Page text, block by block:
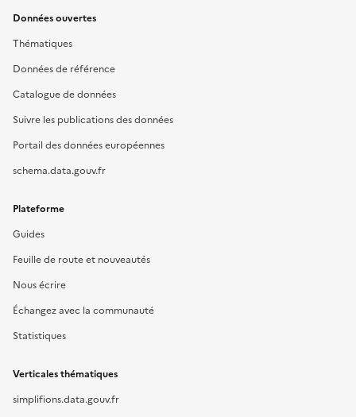
Données ouvertes
Thématiques
Données de référence
Catalogue de données
Suivre les publications des données
Portail des données européennes
schema.data.gouv.fr
Plateforme
Guides
Feuille de route et nouveautés
Nous écrire
Échangez avec la communauté
Statistiques
Verticales thématiques
simplifions.data.gouv.fr